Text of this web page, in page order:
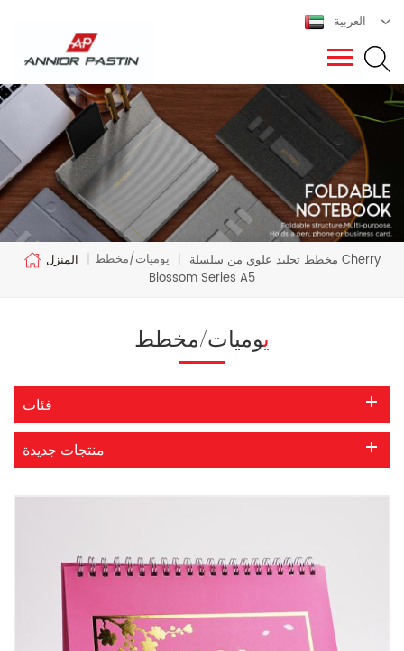
العربية
المنزل | يوميات/مخطط |
Blossom Series A5
يوميات/مخطط
فئات
منتجات جديدة